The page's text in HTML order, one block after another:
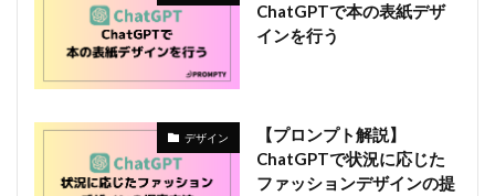
ChatGPTで本の表紙デザ
インを行う
デザイン
【プロンプト解説】
ChatGPTで状況に応じた
ファッションデザインの提